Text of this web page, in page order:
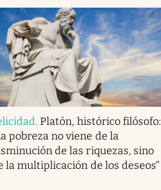
. Platón, histórico filósofo:
pobreza no viene de la
de las riquezas, sino
la multiplicación de los deseos”